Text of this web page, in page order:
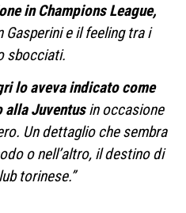
in Champions League,
e il feeling tra i
sbocciati.
lo aveva indicato come
Juventusin occasione
Un dettaglio che sembra
o nell’altro, il destino di
torinese.”